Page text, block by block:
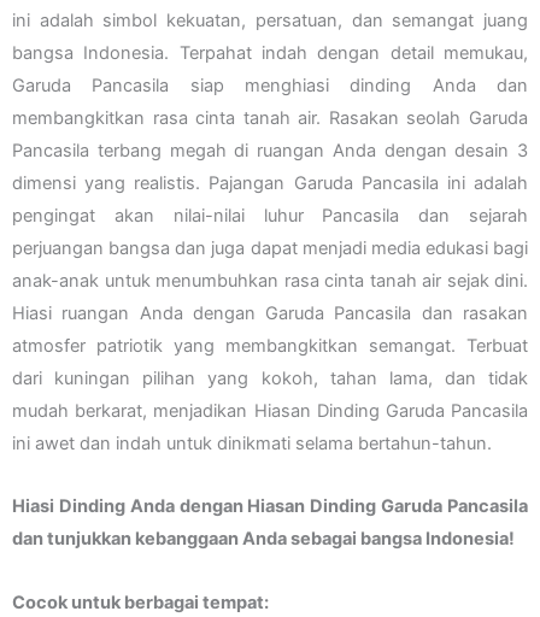
ini adalah simbol kekuatan, persatuan, dan semangat juang
bangsa Indonesia. Terpahat indah dengan detail memukau,
Garuda Pancasila siap menghiasi dinding Anda dan
membangkitkan rasa cinta tanah air. Rasakan seolah Garuda
Pancasila terbang megah di ruangan Anda dengan desain 3
dimensi yang realistis. Pajangan Garuda Pancasila ini adalah
pengingat akan nilai-nilai luhur Pancasila dan sejarah
perjuangan bangsa dan juga dapat menjadi media edukasi bagi
anak-anak untuk menumbuhkan rasa cinta tanah air sejak dini.
Hiasi ruangan Anda dengan Garuda Pancasila dan rasakan
atmosfer patriotik yang membangkitkan semangat. Terbuat
dari kuningan pilihan yang kokoh, tahan lama, dan tidak
mudah berkarat, menjadikan Hiasan Dinding Garuda Pancasila
ini awet dan indah untuk dinikmati selama bertahun-tahun.
Hiasi Dinding Anda dengan Hiasan Dinding Garuda Pancasila
dan tunjukkan kebanggaan Anda sebagai bangsa Indonesia!
Cocok untuk berbagai tempat: